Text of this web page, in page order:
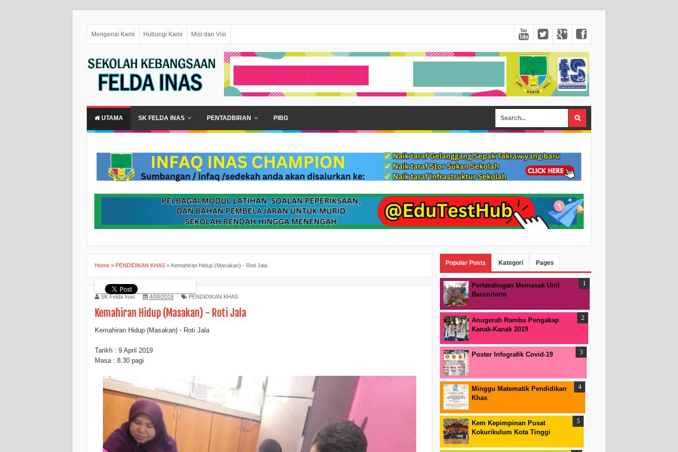
Mengenai Kami Hubungi Kami Misi dan Visi
UTAMA SK FELDA INAS PENTADBIRAN PIBG
Home » PENDIDIKAN KHAS » Kemahiran Hidup (Masakan) - Roti Jala
SK Felda Inas 4/08/2019 PENDIDIKAN KHAS
Kemahiran Hidup (Masakan) - Roti Jala
Kemahiran Hidup (Masakan) - Roti Jala
Tarikh : 9 April 2019
Masa : 8.30 pagi
Popular Posts Kategori Pages
Pertandingan Memasak Unit
Beruniform
Anugerah Rambu Pengakap
Kanak-Kanak 2019
Poster Infografik Covid-19
Minggu Matematik Pendidikan
Khas
Kem Kepimpinan Pusat
Kokurikulum Kota Tinggi